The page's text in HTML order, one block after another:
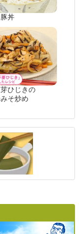
丼
ひじきの
そ炒め